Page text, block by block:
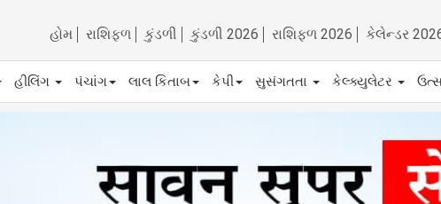
હોમ રાશિફળ કુંડળી કુંડળી 2026 રાશિફળ 2026 કેલેન્ડર
હીલિંગ પંચાંગ લાલ કિતાબ કેપી સુસંગતતા કેલ્ક્યુલેટર